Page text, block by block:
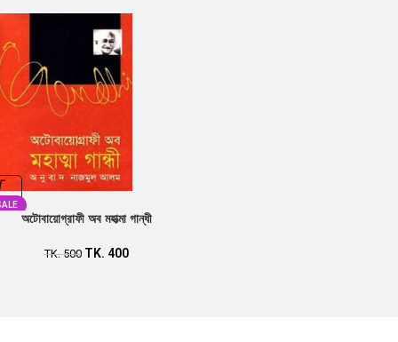
অটোবায়োগ্রাফী অব মহাত্মা গান্ধী
TK.500 TK. 400